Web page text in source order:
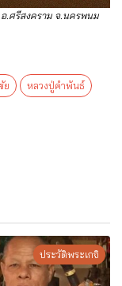
.ศรีสงคราม จ.นครพนม
ย หลวงปู่คำพันธ์
ประวัติพระเกจิ